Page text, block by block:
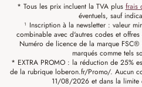
* Tous les prix incluent la TVA plus frais
éventuels, sauf
¹ Inscription à la newsletter : valeur
combinable avec d'autres codes et
Numéro de licence de la marque
marqués comme tels
* EXTRA PROMO : la réduction de 25%
de la rubrique loberon.fr/Promo/. Aucun
11/08/2026 et dans la limite